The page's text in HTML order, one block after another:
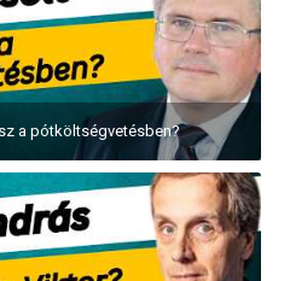
a pótköltségvetésben?